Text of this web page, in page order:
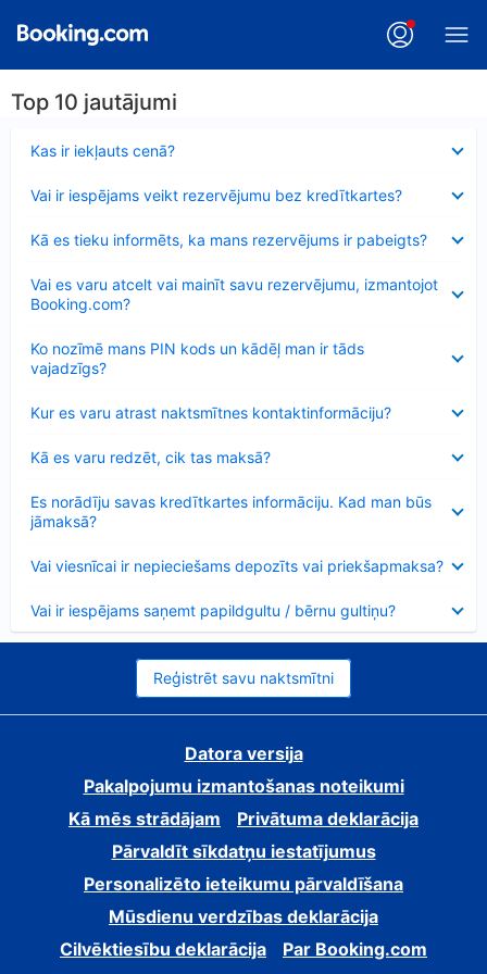
Top 10 jautājumi
Kas ir iekļauts cenā?
Vai ir iespējams veikt rezervējumu bez kredītkartes?
Kā es tieku informēts, ka mans rezervējums ir pabeigts?
Vai es varu atcelt vai mainīt savu rezervējumu, izmantojot
Booking.com?
Ko nozīmē mans PIN kods un kādēļ man ir tāds
vajadzīgs?
Kur es varu atrast naktsmītnes kontaktinformāciju?
Kā es varu redzēt, cik tas maksā?
Es norādīju savas kredītkartes informāciju. Kad man būs
jāmaksā?
Vai viesnīcai ir nepieciešams depozīts vai priekšapmaksa?
Vai ir iespējams saņemt papildgultu / bērnu gultiņu?
Reģistrēt savu naktsmītni
Datora versija
Pakalpojumu izmantošanas noteikumi
Kā mēs strādājam
Privātuma deklarācija
Pārvaldīt sīkdatņu iestatījumus
Personalizēto ieteikumu pārvaldīšana
Mūsdienu verdzības deklarācija
Cilvēktiesību deklarācija
Par Booking.com